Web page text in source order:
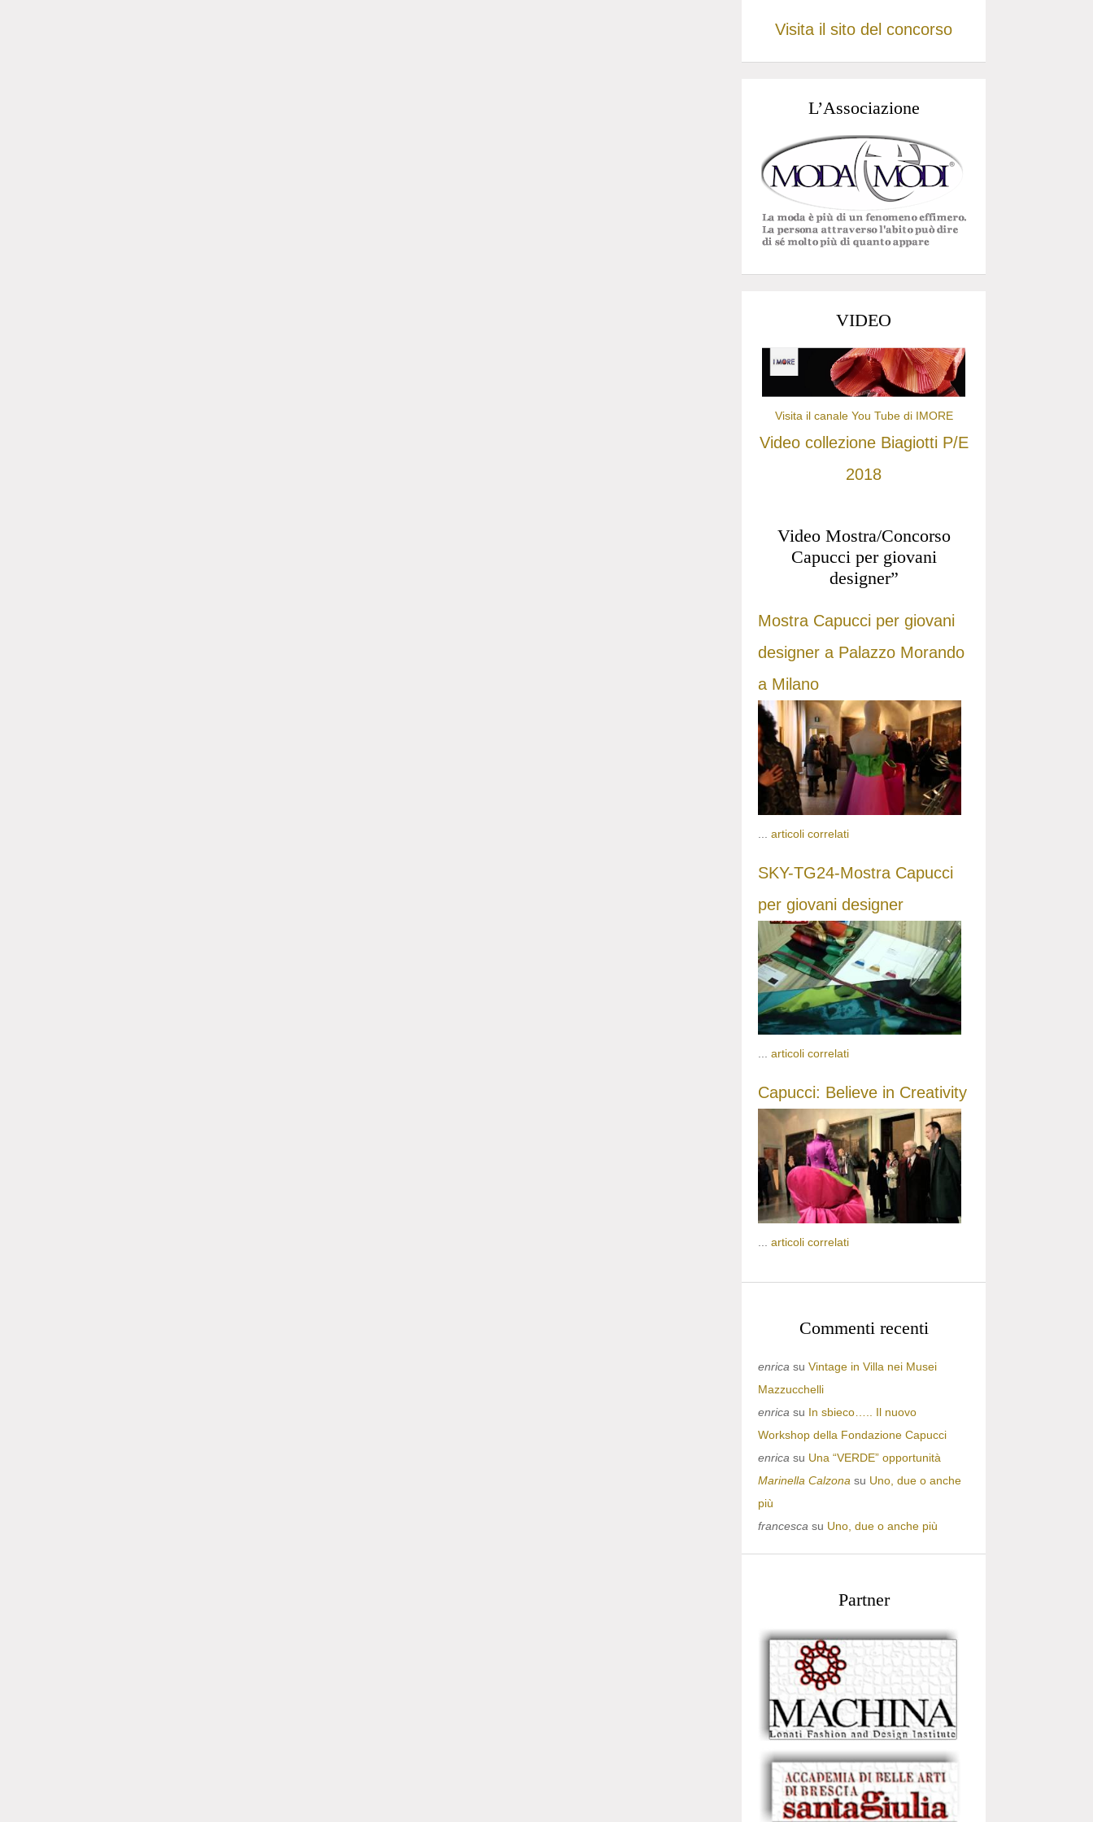
Visita il sito del concorso
L’Associazione
VIDEO
Visita il canale You Tube di IMORE
Video collezione Biagiotti P/E
2018
Video Mostra/Concorso
Capucci per giovani
designer”
Mostra Capucci per giovani
designer a Palazzo Morando
a Milano
articoli correlati
SKY-TG24-Mostra Capucci
per giovani designer
... articoli correlati
Capucci: Believe in Creativity
articoli correlati
Commenti recenti
enrica su Vintage in Villa nei Musei
Mazzucchelli
enrica su In sbieco….. Il nuovo
Workshop della Fondazione Capucci
enrica su Una “VERDE” opportunità
Marinella Calzona su Uno, due o anche
più
francesca su Uno, due o anche più
Partner